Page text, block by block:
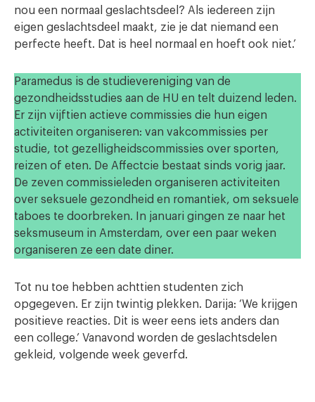
nou een normaal geslachtsdeel? Als iedereen zijn
eigen geslachtsdeel maakt, zie je dat niemand een
perfecte heeft. Dat is heel normaal en hoeft ook niet.’
Paramedus is de studievereniging van de
gezondheidsstudies aan de HU en telt duizend leden.
Er zijn vijftien actieve commissies die hun eigen
activiteiten organiseren: van vakcommissies per
studie, tot gezelligheidscommissies over sporten,
reizen of eten. De Affectcie bestaat sinds vorig jaar.
De zeven commissieleden organiseren activiteiten
over seksuele gezondheid en romantiek, om seksuele
taboes te doorbreken. In januari gingen ze naar het
seksmuseum in Amsterdam, over een paar weken
organiseren ze een date diner.
Tot nu toe hebben achttien studenten zich
opgegeven. Er zijn twintig plekken. Darija: ‘We krijgen
positieve reacties. Dit is weer eens iets anders dan
een college.’ Vanavond worden de geslachtsdelen
gekleid, volgende week geverfd.